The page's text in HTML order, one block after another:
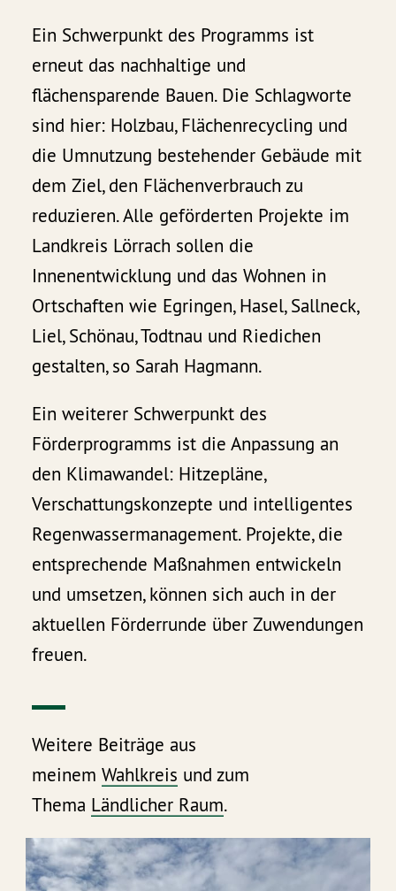
Ein Schwerpunkt des Programms ist
erneut das nachhaltige und
flächensparende Bauen. Die Schlagworte
sind hier: Holzbau, Flächenrecycling und
die Umnutzung bestehender Gebäude mit
dem Ziel, den Flächenverbrauch zu
reduzieren. Alle geförderten Projekte im
Landkreis Lörrach sollen die
Innenentwicklung und das Wohnen in
Ortschaften wie Egringen, Hasel, Sallneck,
Liel, Schönau, Todtnau und Riedichen
gestalten, so Sarah Hagmann.
Ein weiterer Schwerpunkt des
Förderprogramms ist die Anpassung an
den Klimawandel: Hitzepläne,
Verschattungskonzepte und intelligentes
Regenwassermanagement. Projekte, die
entsprechende Maßnahmen entwickeln
und umsetzen, können sich auch in der
aktuellen Förderrunde über Zuwendungen
freuen.
Weitere Beiträge aus
meinemWahlkreis und zum
Thema Ländlicher Raum.